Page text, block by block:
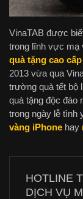
VinaTAB được
trong lĩnh vực mạ
quà tặng cao cấp
2013 vừa qua
trường quà tết bộ
quà tặng độc đáo
trong ngày lễ tình
vàng iPhone hay
HOTLINE
DỊCH VỤ